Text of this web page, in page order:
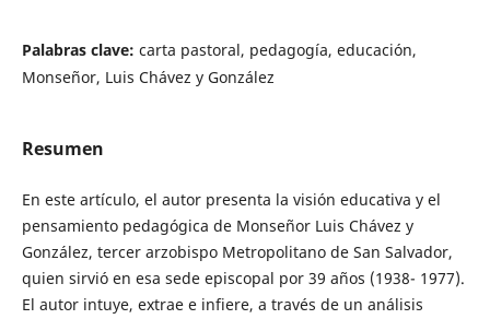
Palabras clave: carta pastoral, pedagogía, educación,
Monseñor, Luis Chávez y González
Resumen
En este artículo, el autor presenta la visión educativa y el
pensamiento pedagógica de Monseñor Luis Chávez y
González, tercer arzobispo Metropolitano de San Salvador,
quien sirvió en esa sede episcopal por 39 años (1938- 1977).
El autor intuye, extrae e infiere, a través de un análisis